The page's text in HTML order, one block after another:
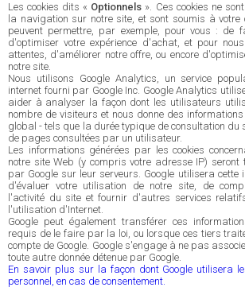
Les cookies dits « Optionnels ». Ces cookies ne
la navigation sur notre site, et sont soumis à votre
peuvent permettre, par exemple, pour vous : de
d'optimiser votre expérience d'achat, et pour
attentes, d'améliorer notre offre, ou encore
notre site.
Nous utilisons Google Analytics, un service
internet fourni par Google Inc. Google Analytics
aider à analyser la façon dont les utilisateurs
nombre de visiteurs et nous donne des
global - tels que la durée typique de consultation du
de pages consultées par un utilisateur.
Les informations générées par les cookies
notre site Web (y compris votre adresse IP) seront
par Google sur leur serveurs. Google utilisera
d'évaluer votre utilisation de notre site, de
l'activité du site et fournir d'autres services
l'utilisation d'Internet.
Google peut également transférer ces
requis de le faire par la loi, ou lorsque ces tiers
compte de Google. Google s'engage à ne pas
toute autre donnée détenue par Google.
En savoir plus sur la façon dont Google utilisera
personnel, en cas de consentement.